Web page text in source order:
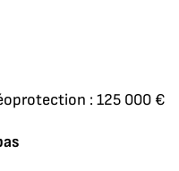
: 125 000 €